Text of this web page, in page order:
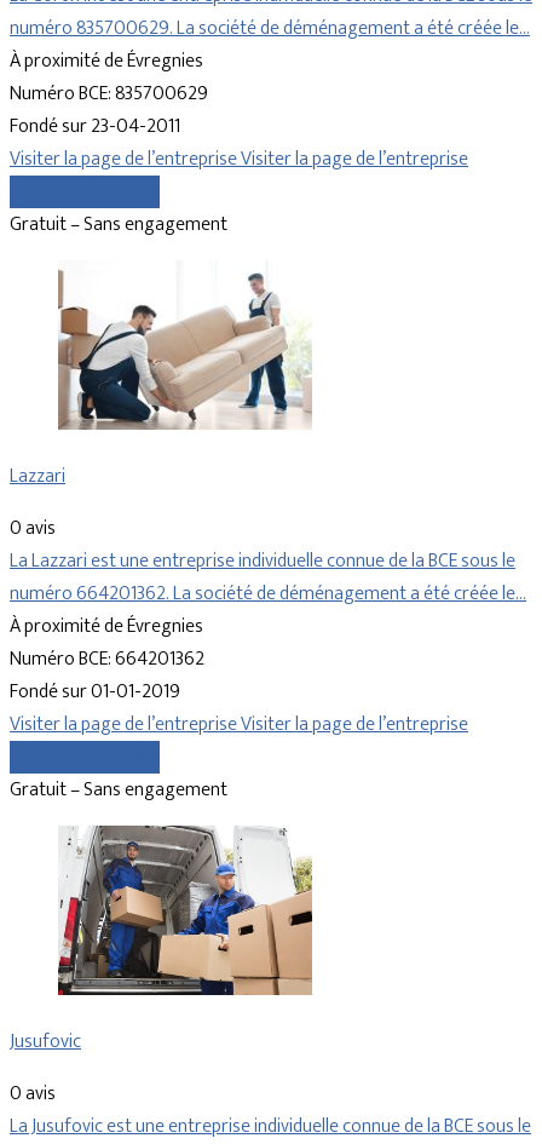
numéro 835700629. La société de déménagement a été créée le…
À proximité de Évregnies
Numéro BCE: 835700629
Fondé sur 23-04-2011
Visiter la page de l’entrepriseVisiter la page de l’entreprise
Gratuit – Sans engagement
Lazzari
0 avis
La Lazzari est une entreprise individuelle connue de la BCE sous le
numéro 664201362. La société de déménagement a été créée le…
À proximité de Évregnies
Numéro BCE: 664201362
Fondé sur 01-01-2019
Visiter la page de l’entrepriseVisiter la page de l’entreprise
Gratuit – Sans engagement
Jusufovic
0 avis
La Jusufovic est une entreprise individuelle connue de la BCE sous le